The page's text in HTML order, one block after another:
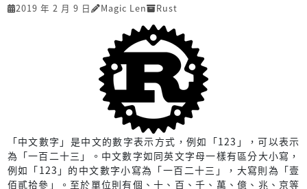
2019 年 2 月 9 日 Magic Len Rust
「中文數字」是中文的數字表示方式，例如「123」，可以表示
為「一百二十三」。中文數字如同英文字母一樣有區分大小寫，
例如「123」的中文數字小寫為「一百二十三」，大寫則為「壹
佰貳拾參」。至於單位則有個、十、百、千、萬、億、兆、京等